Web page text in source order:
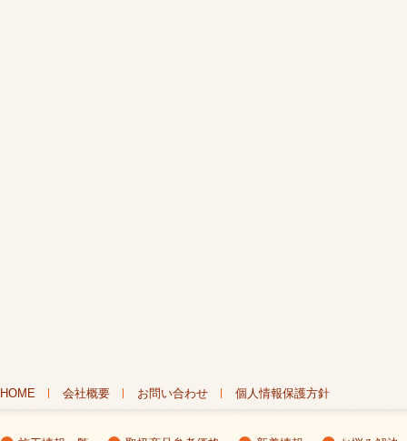
HOME 会社概要 お問い合わせ 個人情報保護方針